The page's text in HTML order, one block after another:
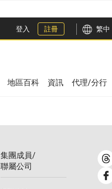
登入 註冊 繁中
地區百科 資訊 代理/分行
集團成員/
聯屬公司